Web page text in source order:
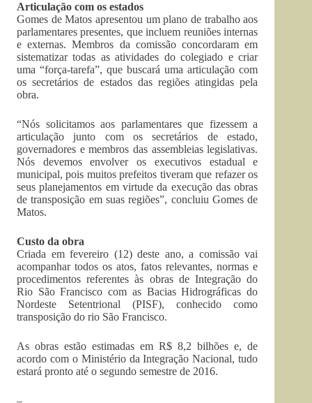
Articulação com os estados
Gomes de Matos apresentou um plano de trabalho aos
parlamentares presentes, que incluem reuniões internas
e externas. Membros da comissão concordaram em
sistematizar todas as atividades do colegiado e criar
uma “força-tarefa”, que buscará uma articulação com
os secretários de estados das regiões atingidas pela
obra.
“Nós solicitamos aos parlamentares que fizessem a
articulação junto com os secretários de estado,
governadores e membros das assembleias legislativas.
Nós devemos envolver os executivos estadual e
municipal, pois muitos prefeitos tiveram que refazer os
seus planejamentos em virtude da execução das obras
de transposição em suas regiões”, concluiu Gomes de
Matos.
Custo da obra
Criada em fevereiro (12) deste ano, a comissão vai
acompanhar todos os atos, fatos relevantes, normas e
procedimentos referentes às obras de Integração do
Rio São Francisco com as Bacias Hidrográficas do
Nordeste Setentrional (PISF), conhecido como
transposição do rio São Francisco.
As obras estão estimadas em R$ 8,2 bilhões e, de
acordo com o Ministério da Integração Nacional, tudo
estará pronto até o segundo semestre de 2016.